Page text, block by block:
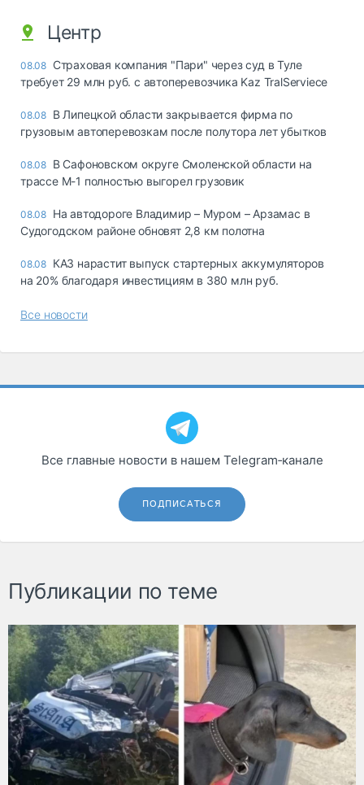
Центр
08.08 Страховая компания "Пари" через суд в Туле
требует 29 млн руб. с автоперевозчика Kaz TralServiece
08.08 В Липецкой области закрывается фирма по
грузовым автоперевозкам после полутора лет убытков
08.08 В Сафоновском округе Смоленской области на
трассе М-1 полностью выгорел грузовик
08.08 На автодороге Владимир – Муром – Арзамас в
Судогодском районе обновят 2,8 км полотна
08.08 КАЗ нарастит выпуск стартерных аккумуляторов
на 20% благодаря инвестициям в 380 млн руб.
Все новости
Все главные новости в нашем Telegram‑канале
ПОДПИСАТЬСЯ
Публикации по теме